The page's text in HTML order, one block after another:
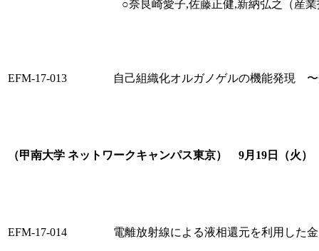
○奈良崎愛子,佐藤正健,新納弘之（産
EFM-17-013 自己組織化オルガノゲルの機能発現
（甲南大学 ネットワークキャンパス東京） 9月19日（火
EFM-17-014 電離放射線による液相還元を利用した